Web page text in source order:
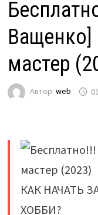
мастер
Автор: web
КАК НАЧАТЬ
ХОББИ?